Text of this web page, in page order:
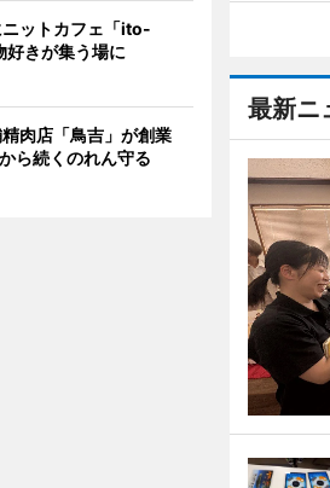
最新ニ
ットカフェ「ito-
きが集う場に
肉店「鳥吉」が創業
ら続くのれん守る